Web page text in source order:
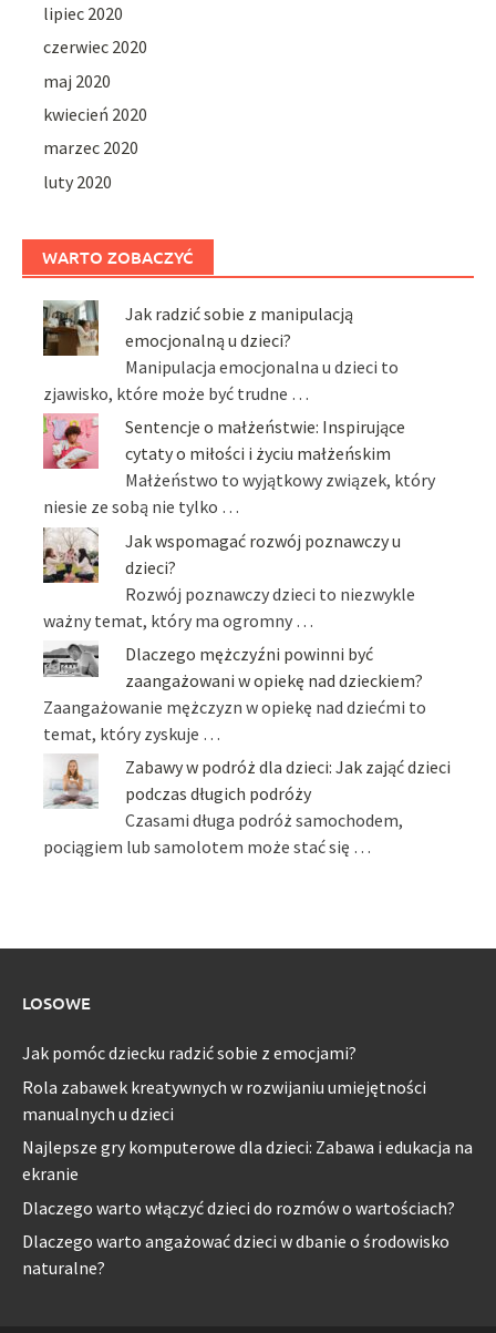
lipiec 2020
czerwiec 2020
maj 2020
kwiecień 2020
marzec 2020
luty 2020
WARTO ZOBACZYĆ
Jak radzić sobie z manipulacją
emocjonalną u dzieci?
Manipulacja emocjonalna u dzieci to
zjawisko, które może być trudne …
Sentencje o małżeństwie: Inspirujące
cytaty o miłości i życiu małżeńskim
Małżeństwo to wyjątkowy związek, który
niesie ze sobą nie tylko …
Jak wspomagać rozwój poznawczy u
dzieci?
Rozwój poznawczy dzieci to niezwykle
ważny temat, który ma ogromny …
Dlaczego mężczyźni powinni być
zaangażowani w opiekę nad dzieckiem?
Zaangażowanie mężczyzn w opiekę nad dziećmi to
temat, który zyskuje …
Zabawy w podróż dla dzieci: Jak zająć dzieci
podczas długich podróży
Czasami długa podróż samochodem,
pociągiem lub samolotem może stać się …
LOSOWE
Jak pomóc dziecku radzić sobie z emocjami?
Rola zabawek kreatywnych w rozwijaniu umiejętności
manualnych u dzieci
Najlepsze gry komputerowe dla dzieci: Zabawa i edukacja na
ekranie
Dlaczego warto włączyć dzieci do rozmów o wartościach?
Dlaczego warto angażować dzieci w dbanie o środowisko
naturalne?